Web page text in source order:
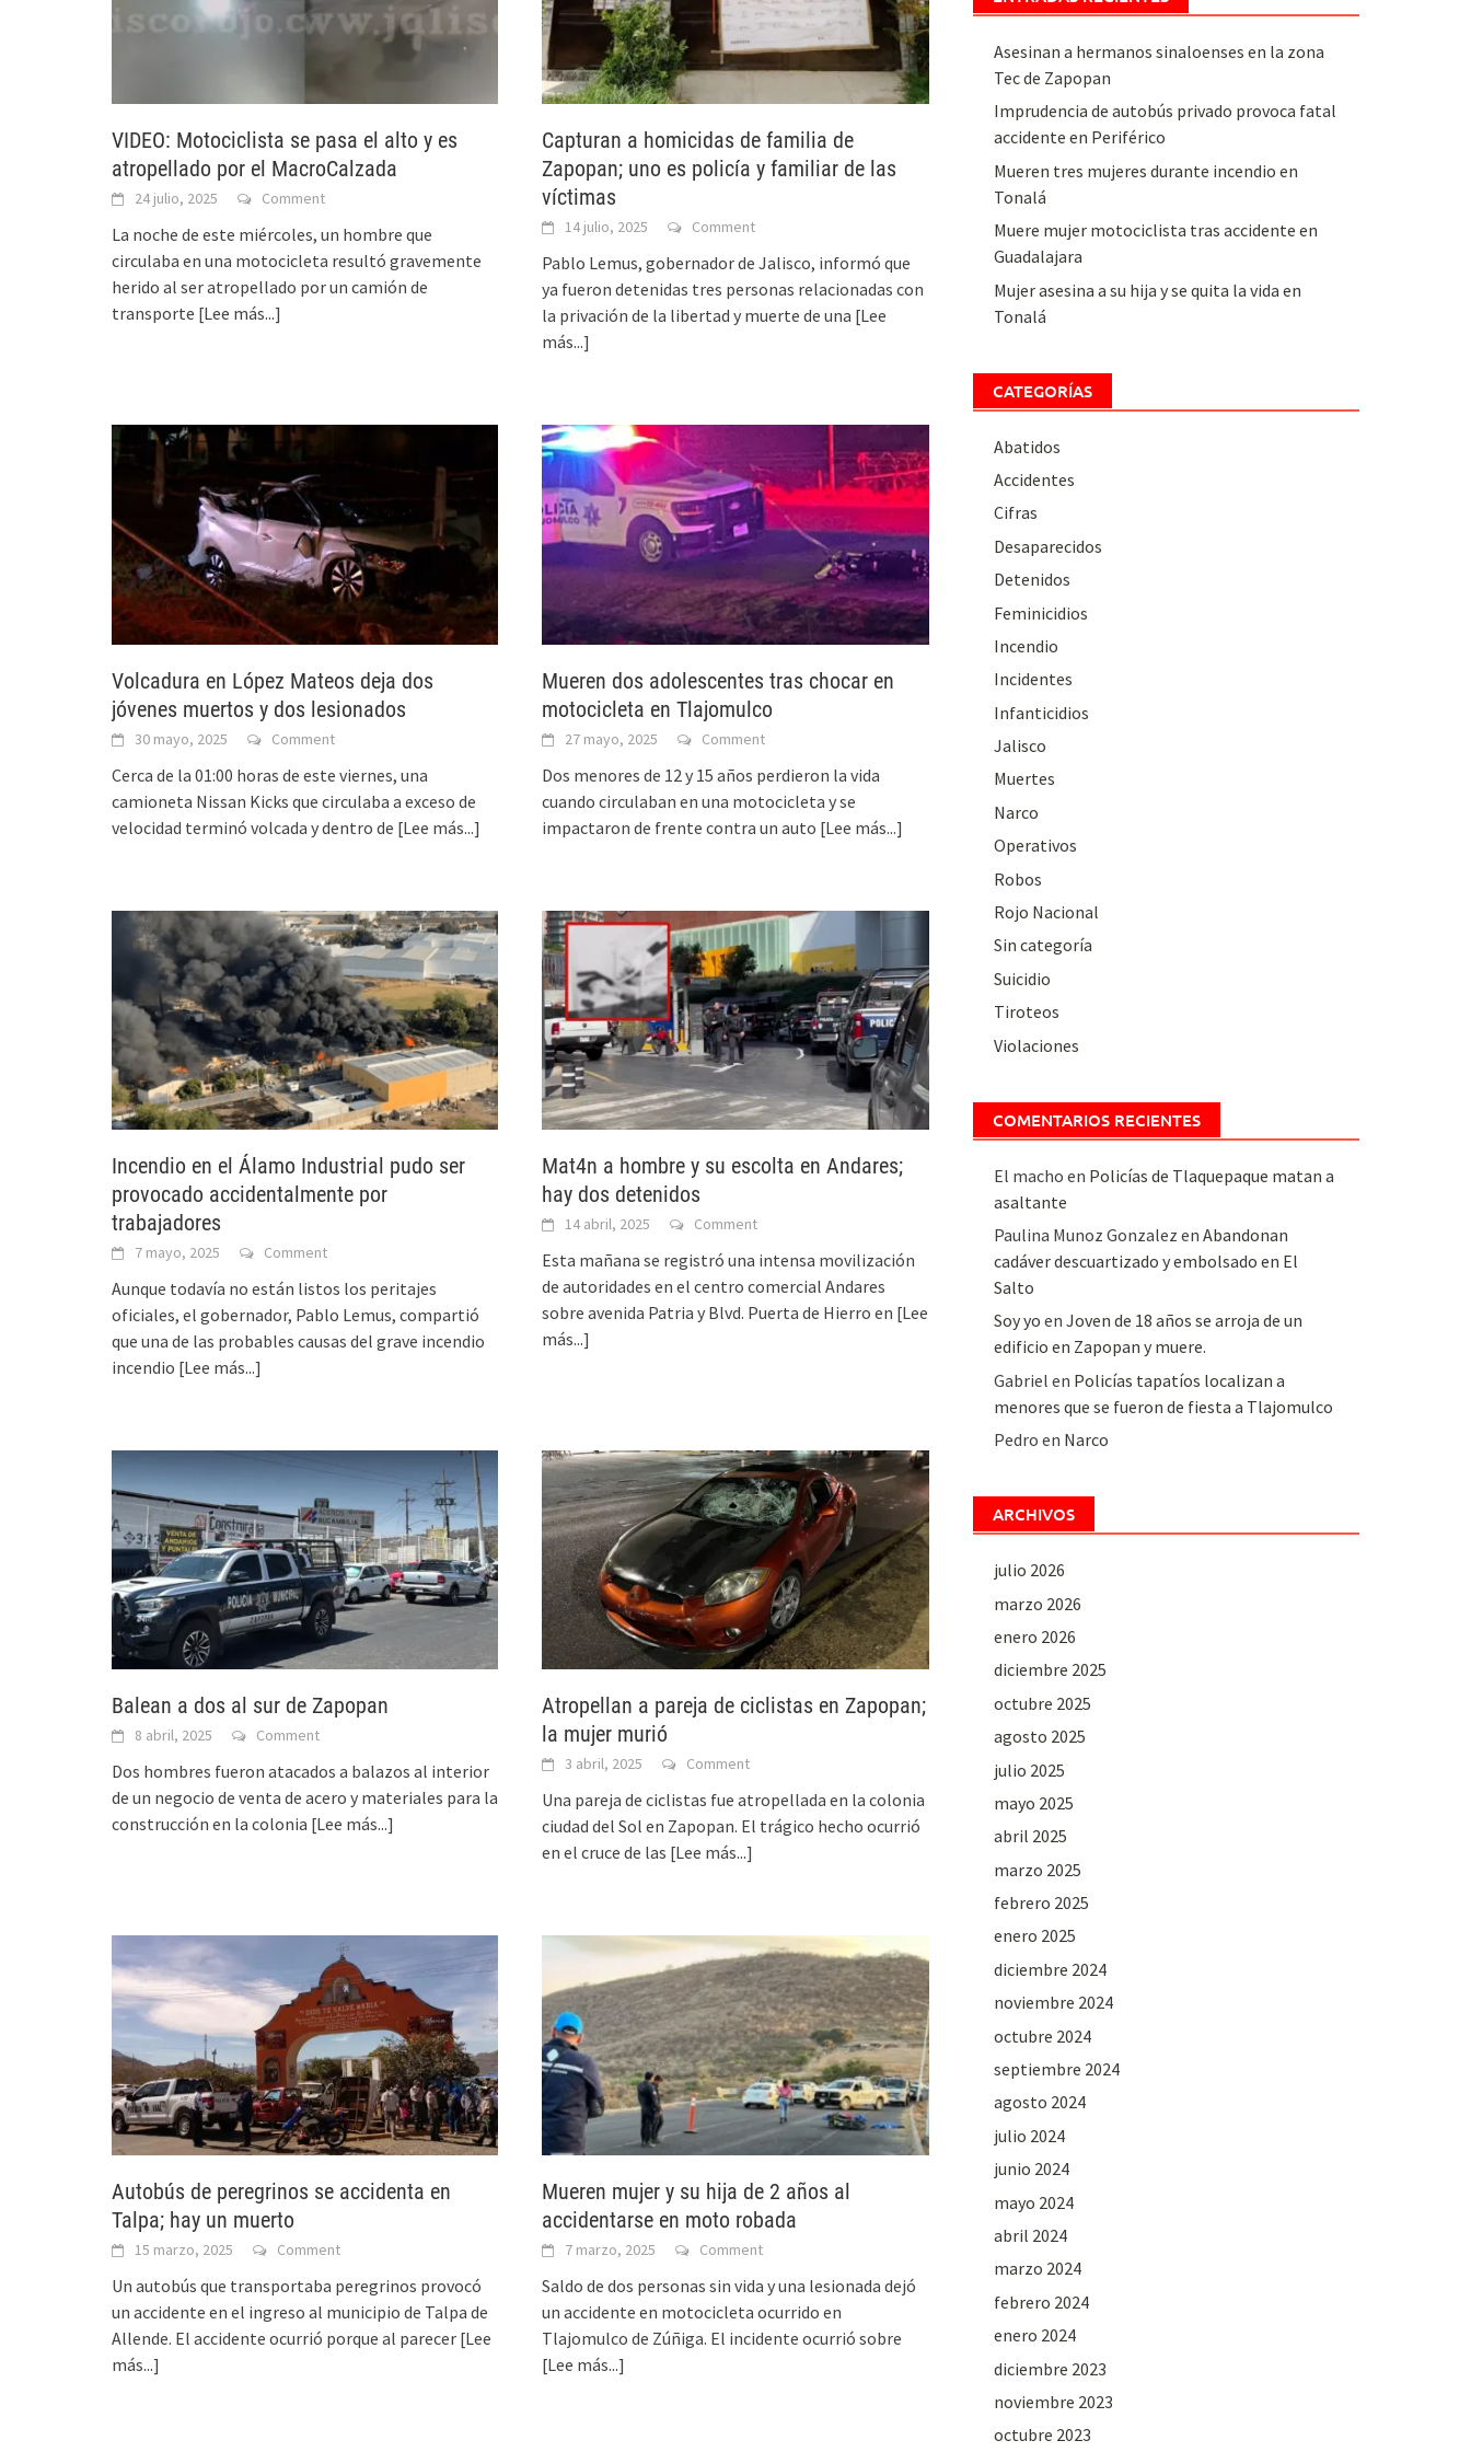
VIDEO: Motociclista se pasa el alto y es
atropellado por el MacroCalzada
24 julio, 2025 Comment
La noche de este miércoles, un hombre que
circulaba en una motocicleta resultó gravemente
herido al ser atropellado por un camión de
transporte [Lee más...]
Capturan a homicidas de familia de
Zapopan; uno es policía y familiar de las
víctimas
14 julio, 2025 Comment
Pablo Lemus, gobernador de Jalisco, informó que
ya fueron detenidas tres personas relacionadas con
la privación de la libertad y muerte de una [Lee
más...]
Volcadura en López Mateos deja dos
jóvenes muertos y dos lesionados
30 mayo, 2025 Comment
Cerca de la 01:00 horas de este viernes, una
camioneta Nissan Kicks que circulaba a exceso de
velocidad terminó volcada y dentro de [Lee más...]
Mueren dos adolescentes tras chocar en
motocicleta en Tlajomulco
27 mayo, 2025 Comment
Dos menores de 12 y 15 años perdieron la vida
cuando circulaban en una motocicleta y se
impactaron de frente contra un auto [Lee más...]
Incendio en el Álamo Industrial pudo ser
provocado accidentalmente por
trabajadores
7 mayo, 2025 Comment
Aunque todavía no están listos los peritajes
oficiales, el gobernador, Pablo Lemus, compartió
que una de las probables causas del grave incendio
incendio [Lee más...]
Mat4n a hombre y su escolta en Andares;
hay dos detenidos
14 abril, 2025 Comment
Esta mañana se registró una intensa movilización
de autoridades en el centro comercial Andares
sobre avenida Patria y Blvd. Puerta de Hierro en [Lee
más...]
Balean a dos al sur de Zapopan
8 abril, 2025 Comment
Dos hombres fueron atacados a balazos al interior
de un negocio de venta de acero y materiales para la
construcción en la colonia [Lee más...]
Atropellan a pareja de ciclistas en Zapopan;
la mujer murió
3 abril, 2025 Comment
Una pareja de ciclistas fue atropellada en la colonia
ciudad del Sol en Zapopan. El trágico hecho ocurrió
en el cruce de las [Lee más...]
Autobús de peregrinos se accidenta en
Talpa; hay un muerto
15 marzo, 2025 Comment
Un autobús que transportaba peregrinos provocó
un accidente en el ingreso al municipio de Talpa de
Allende. El accidente ocurrió porque al parecer [Lee
más...]
Mueren mujer y su hija de 2 años al
accidentarse en moto robada
7 marzo, 2025 Comment
Saldo de dos personas sin vida y una lesionada dejó
un accidente en motocicleta ocurrido en
Tlajomulco de Zúñiga. El incidente ocurrió sobre
[Lee más...]
Asesinan a hermanos sinaloenses en la zona
Tec de Zapopan
Imprudencia de autobús privado provoca fatal
accidente en Periférico
Mueren tres mujeres durante incendio en
Tonalá
Muere mujer motociclista tras accidente en
Guadalajara
Mujer asesina a su hija y se quita la vida en
Tonalá
CATEGORÍAS
Abatidos
Accidentes
Cifras
Desaparecidos
Detenidos
Feminicidios
Incendio
Incidentes
Infanticidios
Jalisco
Muertes
Narco
Operativos
Robos
Rojo Nacional
Sin categoría
Suicidio
Tiroteos
Violaciones
COMENTARIOS RECIENTES
El macho en Policías de Tlaquepaque matan a
asaltante
Paulina Munoz Gonzalez en Abandonan
cadáver descuartizado y embolsado en El
Salto
Soy yo en Joven de 18 años se arroja de un
edificio en Zapopan y muere.
Gabriel en Policías tapatíos localizan a
menores que se fueron de fiesta a Tlajomulco
Pedro en Narco
ARCHIVOS
julio 2026
marzo 2026
enero 2026
diciembre 2025
octubre 2025
agosto 2025
julio 2025
mayo 2025
abril 2025
marzo 2025
febrero 2025
enero 2025
diciembre 2024
noviembre 2024
octubre 2024
septiembre 2024
agosto 2024
julio 2024
junio 2024
mayo 2024
abril 2024
marzo 2024
febrero 2024
enero 2024
diciembre 2023
noviembre 2023
octubre 2023